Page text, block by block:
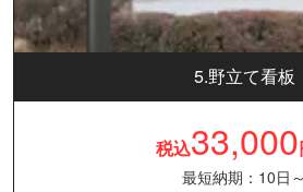
5.野立て看板
税込33,000
最短納期：10日～